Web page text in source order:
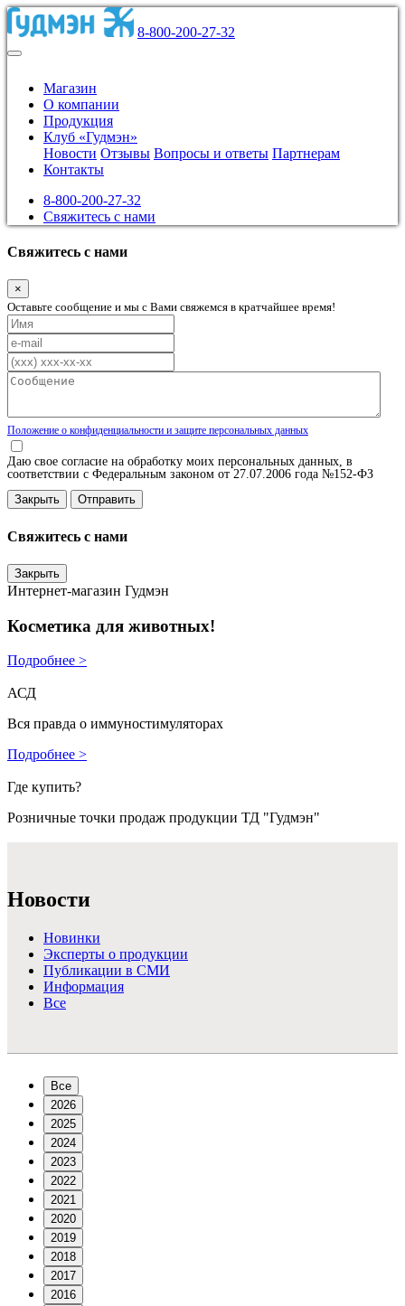
8-800-200-27-32
Магазин
О компании
Продукция
Клуб «Гудмэн»
Новости Отзывы Вопросы и ответы Партнерам
Контакты
8-800-200-27-32
Свяжитесь с нами
Свяжитесь с нами
×
Оставьте сообщение и мы с Вами свяжемся в кратчайшее время!
Положение о конфиденциальности и защите персональных данных
Даю свое согласие на обработку моих персональных данных, в
соответствии с Федеральным законом от 27.07.2006 года №152-ФЗ
Закрыть
Свяжитесь с нами
Закрыть
Интернет-магазин Гудмэн
Косметика для животных!
Подробнее >
АСД
Вся правда о иммуностимуляторах
Подробнее >
Где купить?
Розничные точки продаж продукции ТД "Гудмэн"
Новости
Новинки
Эксперты о продукции
Публикации в СМИ
Информация
Все